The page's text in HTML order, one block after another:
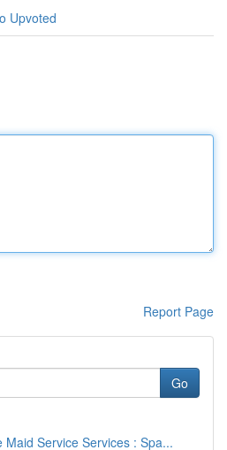
Upvoted
Report Page
Go
Maid Service Services : Spa...